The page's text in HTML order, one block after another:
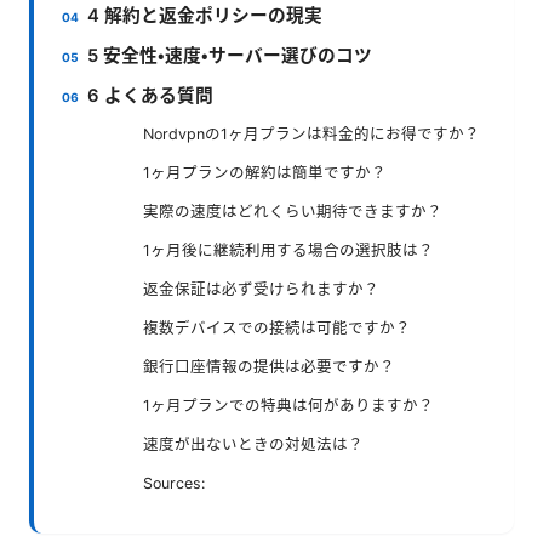
4 解約と返金ポリシーの現実
5 安全性・速度・サーバー選びのコツ
6 よくある質問
Nordvpnの1ヶ月プランは料金的にお得ですか？
1ヶ月プランの解約は簡単ですか？
実際の速度はどれくらい期待できますか？
1ヶ月後に継続利用する場合の選択肢は？
返金保証は必ず受けられますか？
複数デバイスでの接続は可能ですか？
銀行口座情報の提供は必要ですか？
1ヶ月プランでの特典は何がありますか？
速度が出ないときの対処法は？
Sources: